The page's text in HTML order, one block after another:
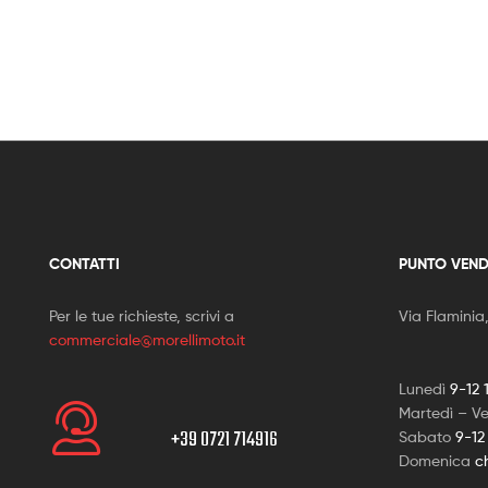
CONTATTI
Per le tue richieste, scrivi a
commerciale@morellimoto.it
+39 0721 714916
PUNTO
Via
Lunedì 9-12
Martedì –
Sabato 9-12
Domenica